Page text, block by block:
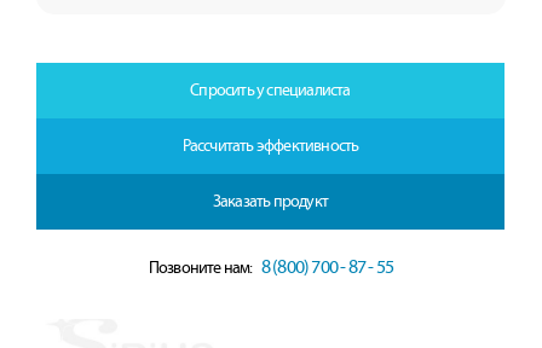
Спросить у специалиста
Рассчитать эффективность
Заказать продукт
Позвоните нам: 8 (800) 700 - 87 - 55